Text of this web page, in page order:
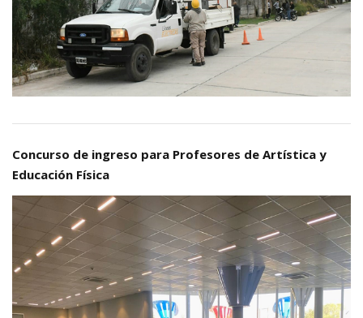
Concurso de ingreso para Profesores de Artística y
Educación Física